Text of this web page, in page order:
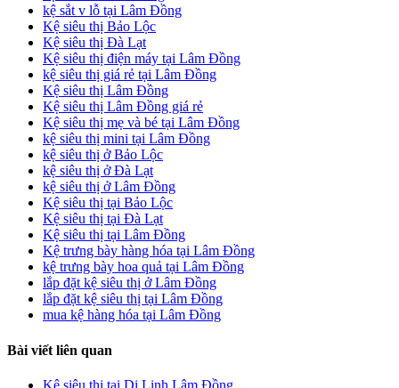
kệ sắt v lỗ tại Lâm Đồng
Kệ siêu thị Bảo Lộc
Kệ siêu thị Đà Lạt
Kệ siêu thị điện máy tại Lâm Đồng
kệ siêu thị giá rẻ tại Lâm Đồng
Kệ siêu thị Lâm Đồng
Kệ siêu thị Lâm Đồng giá rẻ
Kệ siêu thị mẹ và bé tại Lâm Đồng
kệ siêu thị mini tại Lâm Đồng
kệ siêu thị ở Bảo Lộc
kệ siêu thị ở Đà Lạt
kệ siêu thị ở Lâm Đồng
Kệ siêu thị tại Bảo Lộc
Kệ siêu thị tại Đà Lạt
Kệ siêu thị tại Lâm Đồng
Kệ trưng bày hàng hóa tại Lâm Đồng
kệ trưng bày hoa quả tại Lâm Đồng
lắp đặt kệ siêu thị ở Lâm Đồng
lắp đặt kệ siêu thị tại Lâm Đồng
mua kệ hàng hóa tại Lâm Đồng
Bài viết liên quan
Kệ siêu thị tại Di Linh Lâm Đồng